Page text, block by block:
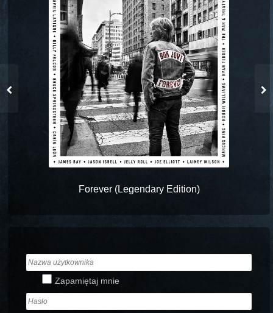
Forever (Legendary Edition)
Zapamiętaj mnie